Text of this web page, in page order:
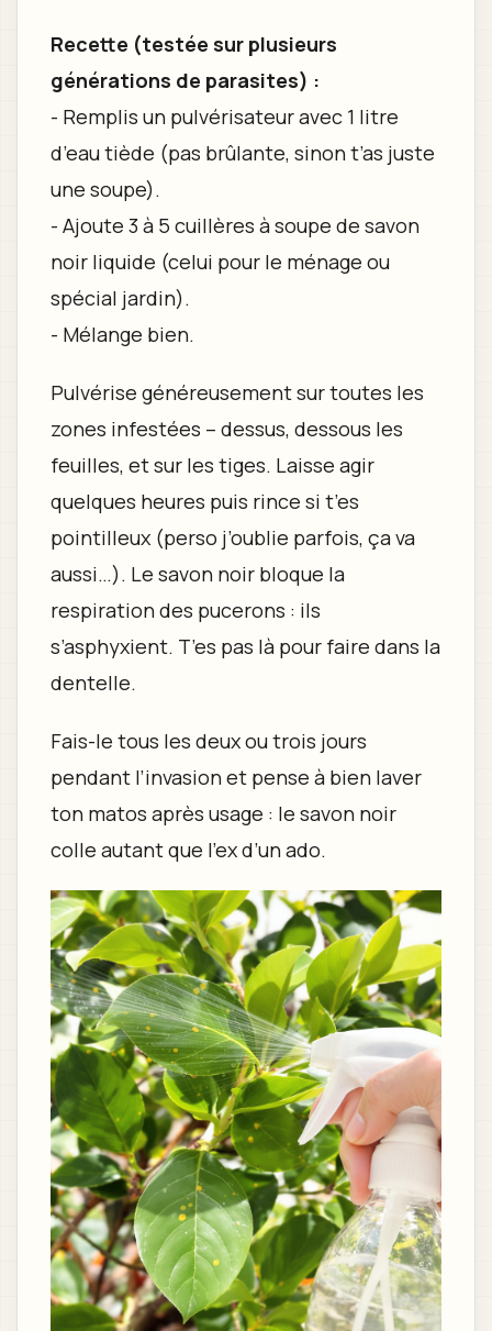
Recette (testée sur plusieurs
générations de parasites) :
- Remplis un pulvérisateur avec 1 litre
d’eau tiède (pas brûlante, sinon t’as juste
une soupe).
- Ajoute 3 à 5 cuillères à soupe de savon
noir liquide (celui pour le ménage ou
spécial jardin).
- Mélange bien.
Pulvérise généreusement sur toutes les
zones infestées – dessus, dessous les
feuilles, et sur les tiges. Laisse agir
quelques heures puis rince si t’es
pointilleux (perso j’oublie parfois, ça va
aussi…). Le savon noir bloque la
respiration des pucerons : ils
s’asphyxient. T’es pas là pour faire dans la
dentelle.
Fais-le tous les deux ou trois jours
pendant l’invasion et pense à bien laver
ton matos après usage : le savon noir
colle autant que l’ex d’un ado.